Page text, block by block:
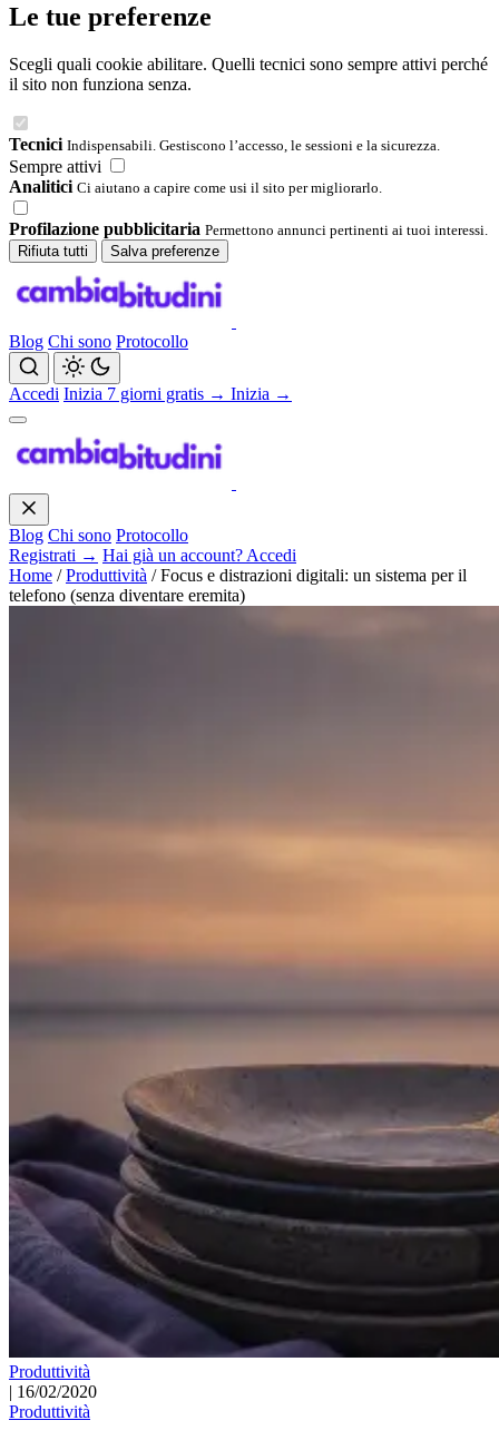
Le tue preferenze
Scegli quali cookie abilitare. Quelli tecnici sono sempre attivi perché
il sito non funziona senza.
Tecnici Indispensabili. Gestiscono l’accesso, le sessioni e la sicurezza.
Sempre attivi
Analitici Ci aiutano a capire come usi il sito per migliorarlo.
Profilazione pubblicitaria Permettono annunci pertinenti ai tuoi interessi.
Rifiuta tutti
Salva preferenze
Blog Chi sono Protocollo
Accedi Inizia 7 giorni gratis → Inizia →
Blog Chi sono Protocollo
Registrati → Hai già un account? Accedi
Home / Produttività / Focus e distrazioni digitali: un sistema per il
telefono (senza diventare eremita)
Produttività
| 16/02/2020
Produttività